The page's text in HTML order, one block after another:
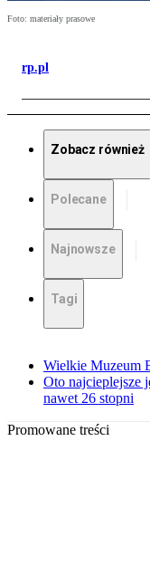
Foto: materiały prasowe
rp.pl
Zobacz również
Polecane
Najnowsze
Tagi
Wielkie Muzeum
Oto najcieplejsze
nawet 26 stopni
Promowane treści